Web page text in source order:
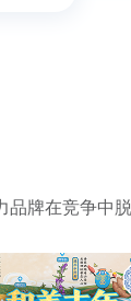
牌在竞争中脱